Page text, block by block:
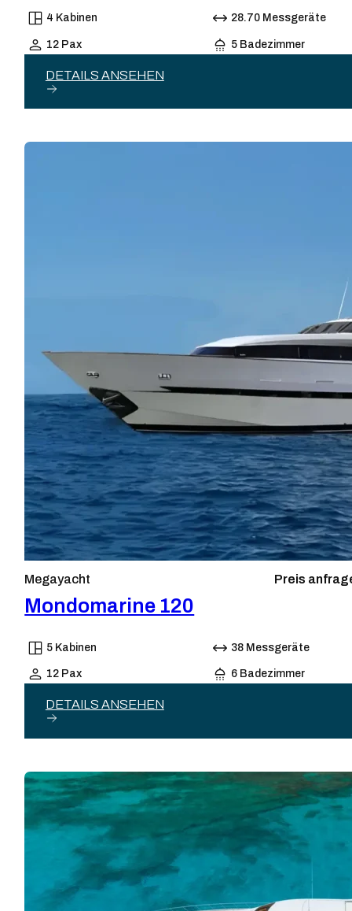
4 Kabinen 28.70 Messgeräte
12 Pax 5 Badezimmer
DETAILS ANSEHEN
Megayacht Preis
Mondomarine 120
5 Kabinen 38 Messgeräte
12 Pax 6 Badezimmer
DETAILS ANSEHEN